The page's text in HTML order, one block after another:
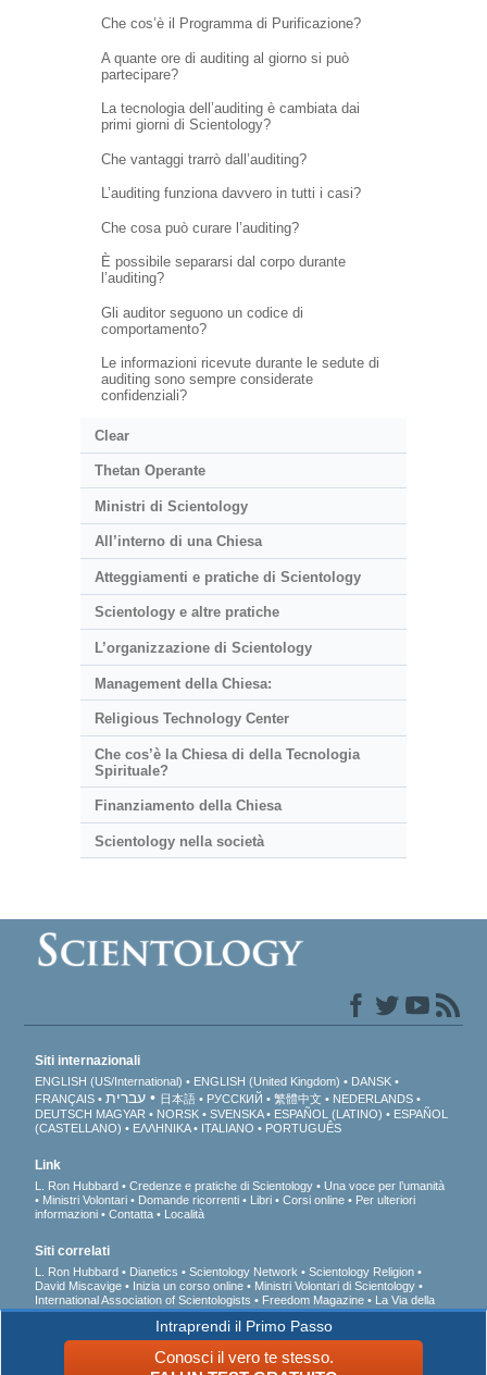
Che cos’è il Programma di Purificazione?
A quante ore di auditing al giorno si può
partecipare?
La tecnologia dell’auditing è cambiata dai
primi giorni di Scientology?
Che vantaggi trarrò dall’auditing?
L’auditing funziona davvero in tutti i casi?
Che cosa può curare l’auditing?
È possibile separarsi dal corpo durante
l’auditing?
Gli auditor seguono un codice di
comportamento?
Le informazioni ricevute durante le sedute di
auditing sono sempre considerate
confidenziali?
Clear
Thetan Operante
Ministri di Scientology
All’interno di una Chiesa
Atteggiamenti e pratiche di Scientology
Scientology e altre pratiche
L’organizzazione di Scientology
Management della Chiesa:
Religious Technology Center
Che cos’è la Chiesa di della Tecnologia
Spirituale?
Finanziamento della Chiesa
Scientology nella società
Intraprendi il Primo Passo
Conosci il vero te stesso.
Siti internazionali
ENGLISH (US/International) ENGLISH (United Kingdom)
DANSK
FRANÇAIS
עברית 日本語 РУССКИЙ 繁體中文
NEDERLANDS
DEUTSCH MAGYAR NORSK SVENSKA ESPAÑOL (LATINO)
ESPAÑOL
(CASTELLANO)
ΕΛΛΗΝΙΚA ITALIANO PORTUGUÊS
Link
L. Ron Hubbard Credenze e pratiche di Scientology
Una voce per l’umanità
Ministri Volontari
Domande ricorrenti Libri Corsi online
Per ulteriori
informazioni
Contatta Località
Siti correlati
L. Ron Hubbard Dianetics Scientology Network
Scientology Religion
David Miscavige
Inizia un corso online
Ministri Volontari di Scientology
International Association of Scientologists
Freedom Magazine
La Via della
Felicità
A sostegno di un mondo libero dalla droga
Uniti per i Diritti Umani
Gioventù per i Diritti Umani
Comitato dei Cittadini per i Diritti Umani
© 2026 Chiesa di Scientology Internazionale. Tutti i diritti riservati.